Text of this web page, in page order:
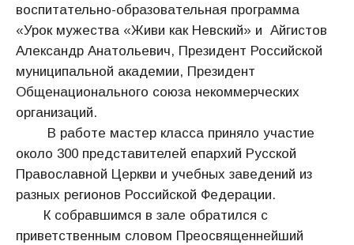
воспитательно-образовательная программа
«Урок мужества «Живи как Невский» и Айгистов
Александр Анатольевич, Президент Российской
муниципальной академии, Президент
Общенационального союза некоммерческих
организаций.
В работе мастер класса приняло участие
около 300 представителей епархий Русской
Православной Церкви и учебных заведений из
разных регионов Российской Федерации.
К собравшимся в зале обратился с
приветственным словом Преосвященнейший